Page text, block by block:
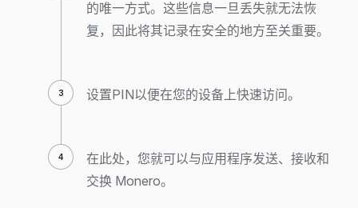
的唯一方式。这些信息一旦丢失就无法恢
复，因此将其记录在安全的地方至关重要。
设置PIN以便在您的设备上快速访问。
在此处，您就可以与应用程序发送、接收和
交换 Monero。